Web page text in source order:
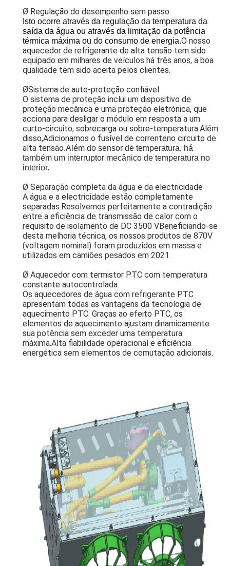
Ø Regulação do desempenho sem passo.
Isto ocorre através da regulação da temperatura da
saída da água ou através da limitação da potência
térmica máxima ou do consumo de energia.O nosso
aquecedor de refrigerante de alta tensão tem sido
equipado em milhares de veículos há três anos, a boa
qualidade tem sido aceita pelos clientes.
ØSistema de auto-proteção confiável
O sistema de proteção inclui um dispositivo de
proteção mecânica e uma proteção eletrónica, que
acciona para desligar o módulo em resposta a um
curto-circuito, sobrecarga ou sobre-temperatura.Além
disso,Adicionamos o fusível de correnteno circuito de
alta tensão.Além do sensor de temperatura, há
também um interruptor mecânico de temperatura no
interior.
Ø Separação completa da água e da electricidade
A água e a electricidade estão completamente
separadas.Resolvemos perfeitamente a contradição
entre a eficiência de transmissão de calor com o
requisito de isolamento de DC 3500 VBeneficiando-se
desta melhoria técnica, os nossos produtos de 870V
(voltagem nominal) foram produzidos em massa e
utilizados em camiões pesados em 2021.
Ø Aquecedor com termistor PTC com temperatura
constante autocontrolada.
Os aquecedores de água com refrigerante PTC
apresentam todas as vantagens da tecnologia de
aquecimento PTC. Graças ao efeito PTC, os
elementos de aquecimento ajustam dinamicamente
sua potência sem exceder uma temperatura
máxima.Alta fiabilidade operacional e eficiência
energética sem elementos de comutação adicionais.